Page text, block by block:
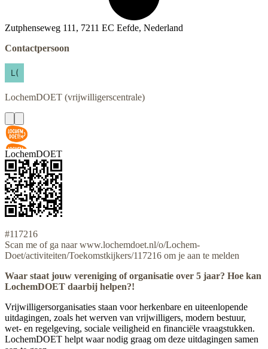
Zutphenseweg 111, 7211 EC Eefde, Nederland
Contactpersoon
LochemDOET (vrijwilligerscentrale)
LochemDOET
#117216
Scan me of ga naar www.lochemdoet.nl/o/Lochem-
Doet/activiteiten/Toekomstkijkers/117216 om je aan te melden
Waar staat jouw vereniging of organisatie over 5 jaar? Hoe kan
LochemDOET daarbij helpen?!
Vrijwilligersorganisaties staan voor herkenbare en uiteenlopende
uitdagingen, zoals het werven van vrijwilligers, modern bestuur,
wet- en regelgeving, sociale veiligheid en financiële vraagstukken.
LochemDOET helpt waar nodig graag om deze uitdagingen samen